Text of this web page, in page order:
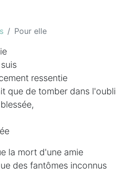
Pour elle
ressentie
que de tomber dans l'oubli
la mort d'une amie
des fantômes inconnus